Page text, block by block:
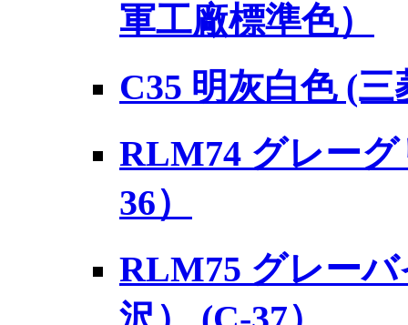
軍工廠標準色）
C35 明灰白色 (
RLM74 グレー
36）
RLM75 グレー